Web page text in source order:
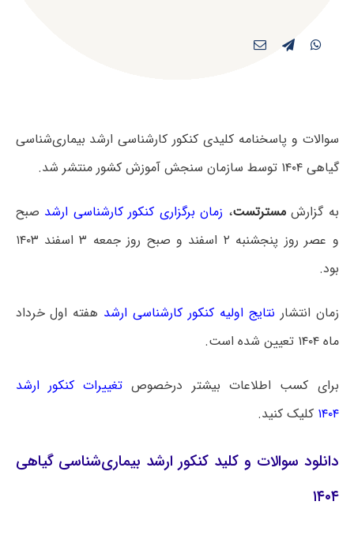
سوالات و پاسخنامه کلیدی کنکور کارشناسی ارشد بیماری‌‌شناسی
گیاهی ۱۴۰۴ توسط سازمان سنجش آموزش کشور منتشر شد.
به گزارشمسترتست، زمان برگزاری کنکور کارشناسی ارشد صبح
و عصر روز پنجشنبه ۲ اسفند و صبح روز جمعه ۳ اسفند ۱۴۰۳
بود.
زمان انتشار نتایج اولیه کنکور کارشناسی ارشد هفته اول خرداد
ماه ۱۴۰۴ تعیین شده است.
برای کسب اطلاعات بیشتر درخصوص تغییرات کنکور ارشد
۱۴۰۴ کلیک کنید.
دانلود سوالات و کلید کنکور ارشد بیماری‌‌شناسی گیاهی
۱۴۰۴